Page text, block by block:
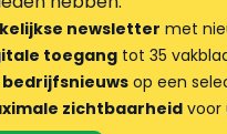
newsletter met
toegang tot 35
bedrijfsnieuws op een
zichtbaarheidvoor